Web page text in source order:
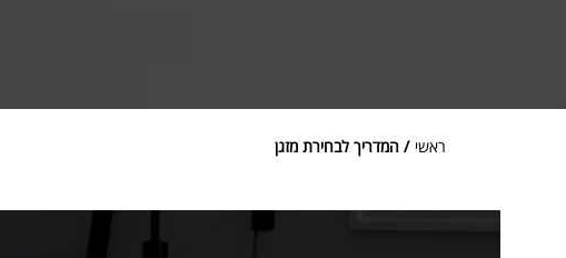
ראשי / המדריך לבחירת מזגן